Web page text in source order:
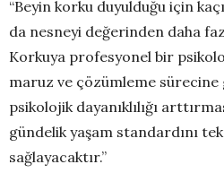
“Beyin korku duyulduğu için
da nesneyi değerinden daha
Korkuya profesyonel bir
maruz ve çözümleme
psikolojik dayanıklılığı
gündelik yaşam standardını
sağlayacaktır.”